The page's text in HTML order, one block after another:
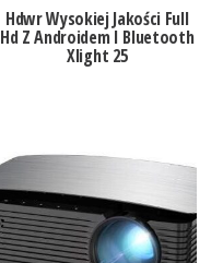
Hdwr Wysokiej Jakości Full
Hd Z Androidem I Bluetooth
Xlight 25